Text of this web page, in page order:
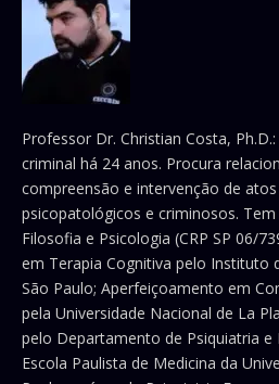
Professor Dr. Christian Costa,
criminal há 24 anos. Procura
compreensão e intervenção de
psicopatológicos e criminosos.
Filosofia e Psicologia (CRP SP 06/
em Terapia Cognitiva pelo Instituto
São Paulo; Aperfeiçoamento em
pela Universidade Nacional de La
pelo Departamento de Psiquiatria e
Escola Paulista de Medicina da